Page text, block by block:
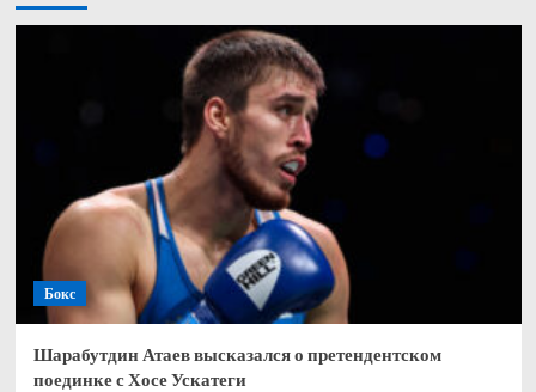
Бокс
Шарабутдин Атаев высказался о претендентском
поединке с Хосе Ускатеги